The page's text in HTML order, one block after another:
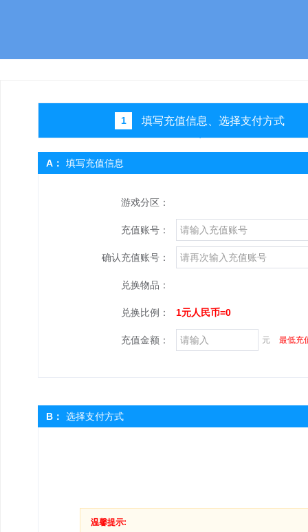
1 填写充值信息、选择支付方式
A： 填写充值信息
游戏分区：
充值账号：
确认充值账号：
兑换物品：
兑换比例： 1元人民币=0
充值金额： 元 最低充
B： 选择支付方式
温馨提示: